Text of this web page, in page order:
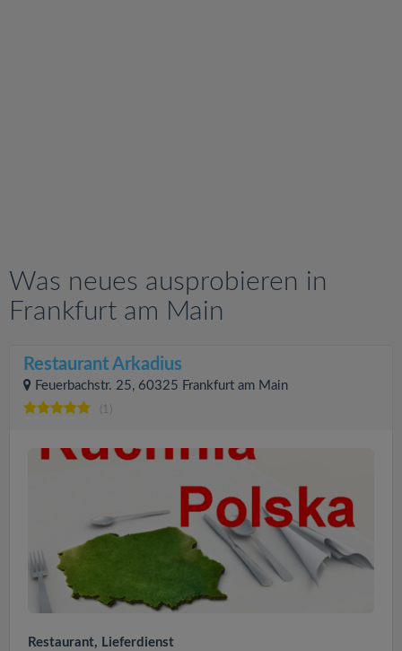
Was neues ausprobieren in
Frankfurt am Main
Restaurant Arkadius
Feuerbachstr. 25, 60325 Frankfurt am Main
(1)
Restaurant, Lieferdienst
n